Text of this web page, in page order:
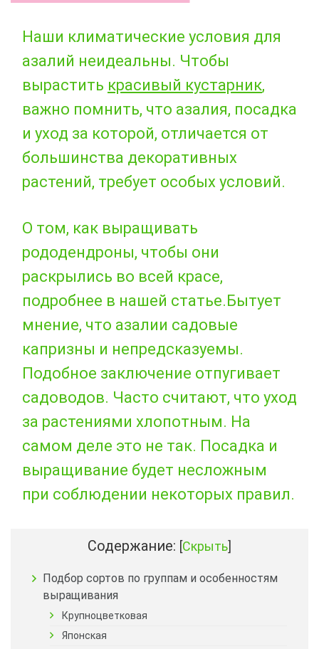
Наши климатические условия для
азалий неидеальны. Чтобы
вырастить красивый кустарник,
важно помнить, что азалия, посадка
и уход за которой, отличается от
большинства декоративных
растений, требует особых условий.
О том, как выращивать
рододендроны, чтобы они
раскрылись во всей красе,
подробнее в нашей статье.Бытует
мнение, что азалии садовые
капризны и непредсказуемы.
Подобное заключение отпугивает
садоводов. Часто считают, что уход
за растениями хлопотным. На
самом деле это не так. Посадка и
выращивание будет несложным
при соблюдении некоторых правил.
Содержание: [Скрыть]
Подбор сортов по группам и особенностям
выращивания
Крупноцветковая
Японская